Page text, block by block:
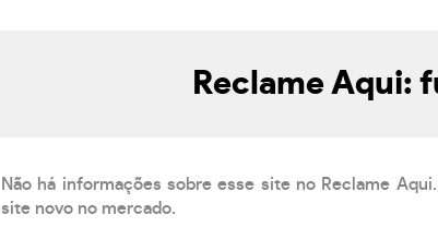
Reclame Aqui:
Não há informações sobre esse site no Reclame
site novo no mercado.